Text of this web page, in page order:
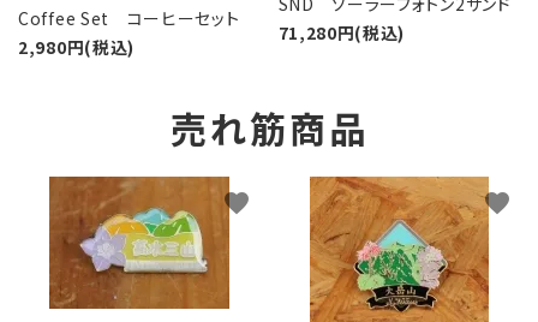
Coffee Set コーヒーセット
2,980円(税込)
71,280円(税込)
売れ筋商品
favorite favorite